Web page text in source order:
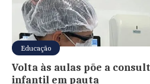
Educação
Volta às aulas põe a
infantil em pauta